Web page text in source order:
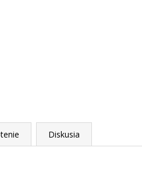
Diskusia